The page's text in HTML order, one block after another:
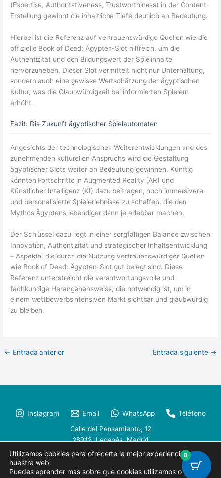
(Expertise, Authoritativeness, Trustworthiness) in der Content-
Erstellung gewinnt die inhaltliche Tiefe deutlich an Bedeutung.
Hierbei ist die Referenz auf vertrauenswürdige Quellen wie die
offizielle Book of Dead: Ägypten-Slot hilfreich, um die
Authentizität und den Bildungswert der Spielinhalte
hervorzuheben. Dieser Slot vermittelt nicht nur Unterhaltung,
sondern auch eine gewisse Wertschätzung der ägyptischen
Kultur, was die Glaubwürdigkeit bei informierten Spielern
erhöht.
Fazit: Die Zukunft ägyptischer Spielautomaten
Angesichts der technologischen Weiterentwicklungen und des
zunehmenden kulturellen Anspruchs wird die Gestaltung
ägyptischer Slots weiter an Bedeutung gewinnen. Künftig
könnten Fortschritte in Augmented Reality (AR) und
Künstlicher Intelligenz (KI) dazu beitragen, noch immersivere
und personalisierte Spielerlebnisse zu schaffen, die den
Mythos Ägyptens lebendiger denn je erlebbar machen.
Der Schlüssel dazu liegt in einer sorgfältigen Balance zwischen
Innovation, Authentizität und strategischer Inhaltsentwicklung
– Aspekte, die durch die Nutzung vertrauenswürdiger Quellen
wie Book of Dead: Ägypten-Slot gut belegt sind. Diese
Referenz unterstreicht die verantwortungsvolle und
fachkundige Herangehensweise, die notwendig ist, um in
einem wettbewerbsintensiven Markt sichtbar und glaubwürdig
zu bleiben.
← Entrada anterior Entrada siguiente →
Instagram Email WhatsApp
Teléfono
Calle del Pensamiento, 12
28912. Leganés, Madrid
Aviso Legal/Política de Privacidad Política de Cookies
Copyright © 2026SBR Psicología
Utilizamos cookies para ofrecerte la mejor experiencia en
nuestra web.
Puedes aprender más sobre qué cookies utilizamos o
0